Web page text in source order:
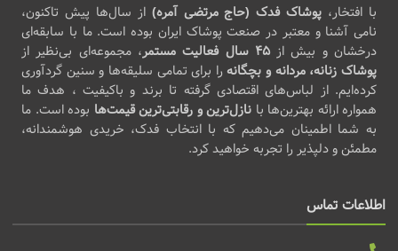
با افتخار، پوشاک فدک (حاج مرتضی آمره) از سال‌ها پیش تاکنون،
نامی آشنا و معتبر در صنعت پوشاک ایران بوده است. ما با سابقه‌ای
درخشان و بیش از۴۵ سال فعالیت مستمر
، مجموعه‌ای بی‌نظیر از
پوشاک زنانه، مردانه و بچگانهرا برای تمامی سلیقه‌ها و سنین گردآوری
کرده‌ایم. از لباس‌های اقتصادی گرفته تا برند و باکیفیت ، هدف ما
همواره ارائه بهترین‌ها با نازل‌ترین و رقابتی‌ترین قیمت‌ها بوده است. ما
به شما اطمینان می‌دهیم که با انتخاب فدک، خریدی هوشمندانه،
مطمئن و دلپذیر را تجربه خواهید کرد.
اطلاعات تماس